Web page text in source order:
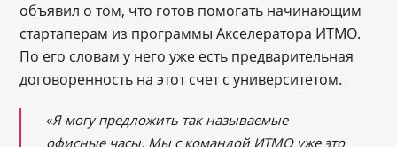
объявил о том, что готов помогать начинающим
стартаперам из программы Акселератора ИТМО.
По его словам у него уже есть предварительная
договоренность на этот счет с университетом.
«Я могу предложить так называемые
офисные часы. Мы с командой ИТМО уже это